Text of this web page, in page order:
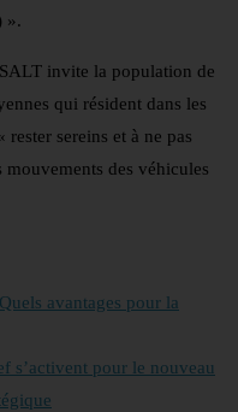
».
invite la population de
qui résident dans les
sereins et à ne pas
des véhicules
avantages pour la
s’activent pour le nouveau